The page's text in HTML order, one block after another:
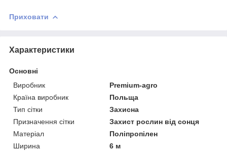
Приховати
Характеристики
Основні
Виробник
Premium-agro
Країна виробник
Польща
Тип сітки
Захисна
Призначення сітки
Захист рослин від сонця
Матеріал
Поліпропілен
Ширина
6 м